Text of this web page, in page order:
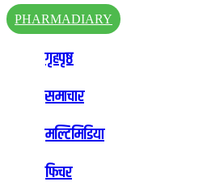
PHARMADIARY
गृहपृष्ठ
समाचार
मल्टिमिडिया
फिचर